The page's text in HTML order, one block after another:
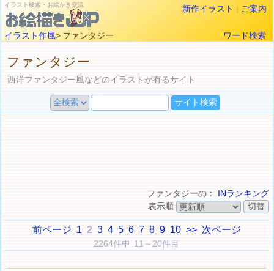
イラスト検索・お絵かき交流 新作イラスト | ご案内
イラスト作風> ファンタジー ワード検索
ファンタジー
西洋ファンタジー風などのイラストが有るサイト
ファンタジーの： INランキング
表示順
前ページ 1 2 3 4 5 6 7 8 9 10 >> 次ページ
2264件中 11～20件目